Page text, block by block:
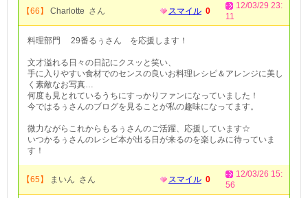
【66】 Charlotte さん スマイル 0
12/03/29 23:
11
料理部門 29番るぅさん を応援します！
文才溢れる日々の日記にクスッと笑い、
手に入りやすい食材でのセンスの良いお料理レシピ＆アレンジに美し
く素敵なお写真…
何度も見とれているうちにすっかりファンになっていました！
今ではるぅさんのブログを見ることが私の趣味になってます。
微力ながらこれからもるぅさんのご活躍、応援しています☆
いつかるぅさんのレシピ本が出る日が来るのを楽しみに待っていま
す！
【65】 まいん さん スマイル 0
12/03/26 15:
56